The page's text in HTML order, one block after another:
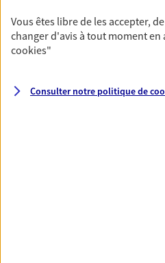
équipements et stocks…
responsabilité civile.
DEMANDER
Vous êtes libre de les accepter,
changer d'avis à tout moment en
cookies"
Consulter notre politique de